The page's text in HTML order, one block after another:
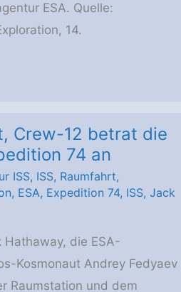
ESA. Quelle:
14.
Crew-12 betrat die
74 an
ISS, ISS, Raumfahrt,
, ESA, Expedition 74, ISS, Jack
die ESA-
Kosmonaut Andrey Fedyaev
Raumstation und dem